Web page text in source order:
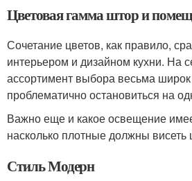
Цветовая гамма штор и
Сочетание цветов, как правило,
интерьером и дизайном кухни. На
ассортимент выбора весьма
проблематично остановиться на
Важно еще и какое освещение
насколько плотные должны
Стиль Модерн